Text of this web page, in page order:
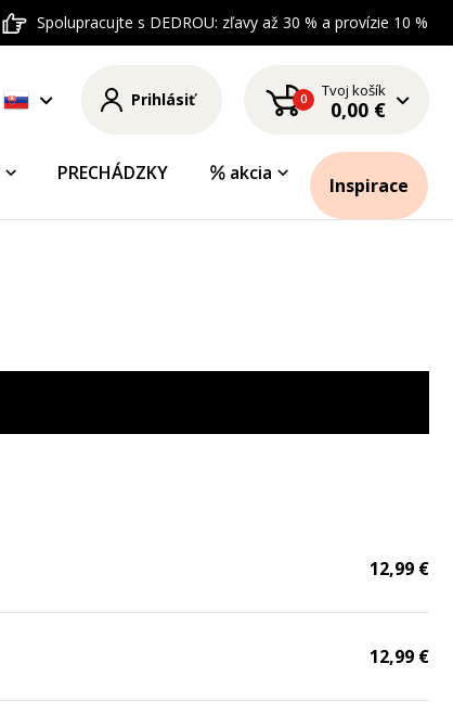
Spolupracujte s DEDROU: zľavy až 30 % a provízie 10 %
Prihlásiť 0 Tvoj košík
0,00 €
PRECHÁDZKY akcia
Inspirace
12,99 €
12,99 €